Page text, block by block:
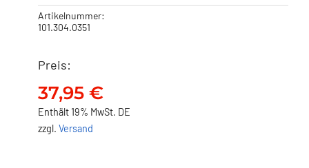
Artikelnummer:
101.304.0351
Preis:
37,95 €
Enthält 19% MwSt. DE
zzgl. Versand